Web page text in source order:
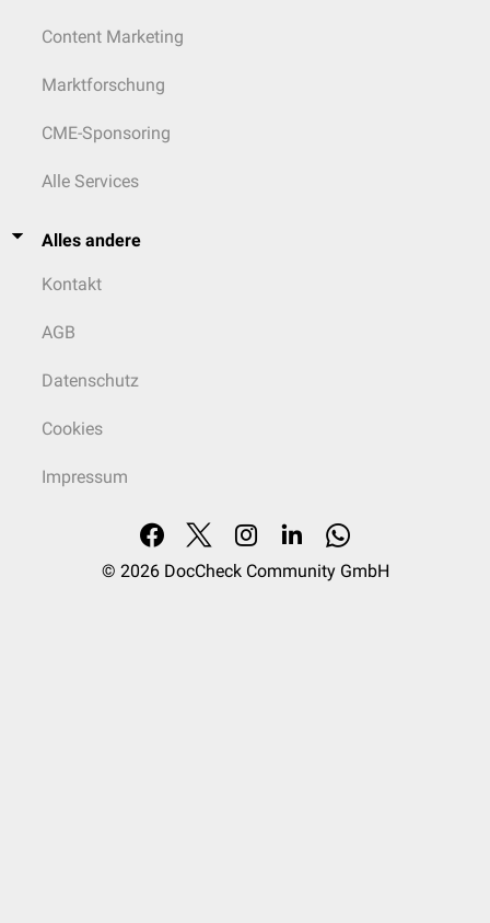
Content Marketing
Marktforschung
CME-Sponsoring
Alle Services
Alles andere
Kontakt
AGB
Datenschutz
Cookies
Impressum
© 2026 DocCheck Community GmbH